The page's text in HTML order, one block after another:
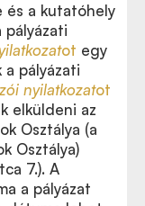
a kutatóhely
ot egy
pályázati
nyilatkozatot
elküldeni az
Osztálya (a
Osztálya)
7.). A
a pályázat